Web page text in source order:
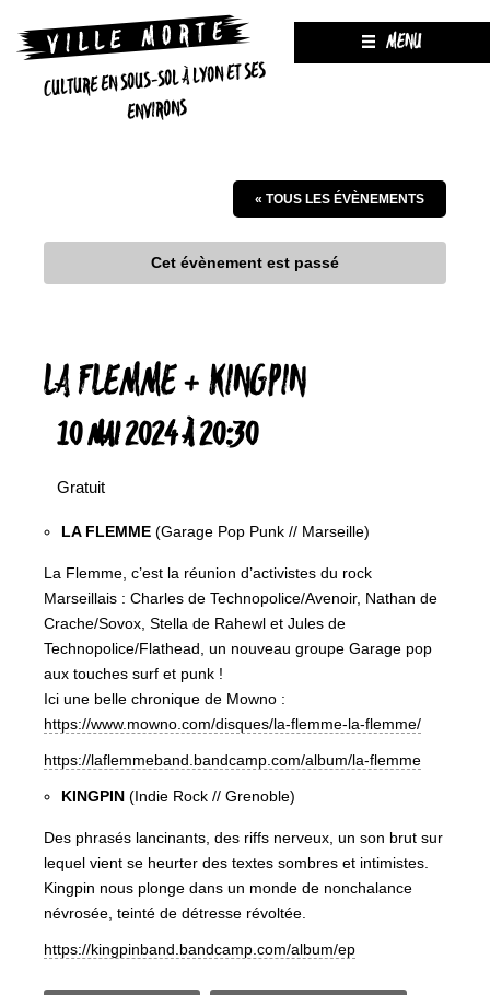
CULTURE EN SOUS-SOL À LYON ET SES
ENVIRONS
MENU
« TOUS LES ÉVÈNEMENTS
Cet évènement est passé
LA FLEMME + KINGPIN
10 MAI 2024 À 20:30
Gratuit
LA FLEMME (Garage Pop Punk // Marseille)
La Flemme, c’est la réunion d’activistes du rock
Marseillais : Charles de Technopolice/Avenoir, Nathan de
Crache/Sovox, Stella de Rahewl et Jules de
Technopolice/Flathead, un nouveau groupe Garage pop
aux touches surf et punk !
Ici une belle chronique de Mowno :
https://www.mowno.com/disques/la-flemme-la-flemme/
https://laflemmeband.bandcamp.com/album/la-flemme
KINGPIN (Indie Rock // Grenoble)
Des phrasés lancinants, des riffs nerveux, un son brut sur
lequel vient se heurter des textes sombres et intimistes.
Kingpin nous plonge dans un monde de nonchalance
névrosée, teinté de détresse révoltée.
https://kingpinband.bandcamp.com/album/ep